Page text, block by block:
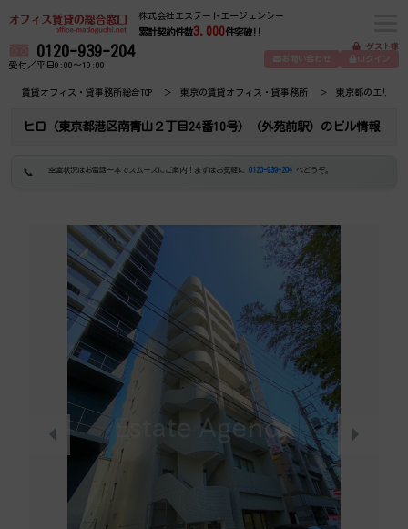
株式会社エステートエージェンシー
累計契約件数3,000件突破!!
0120-939-204
受付／平日9:00～19:00
ゲスト様
お問い合わせ
ログイン
賃貸オフィス・貸事務所総合TOP 東京の賃貸オフィス・貸事務所 東京都のエリア
ヒロ（東京都港区南青山２丁目24番10号）（外苑前駅）のビル情報
空室状況はお電話一本でスムーズにご案内！まずはお気軽に 0120-939-204 へどうぞ。